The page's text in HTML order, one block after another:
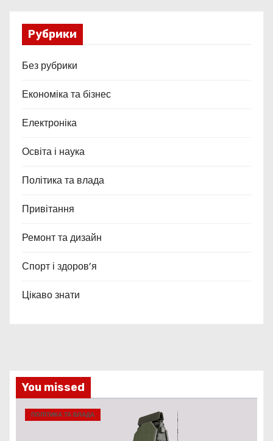
Рубрики
Без рубрики
Економіка та бізнес
Електроніка
Освіта і наука
Політика та влада
Привітання
Ремонт та дизайн
Спорт і здоров’я
Цікаво знати
You missed
ПОЛІТИКА ТА ВЛАДА